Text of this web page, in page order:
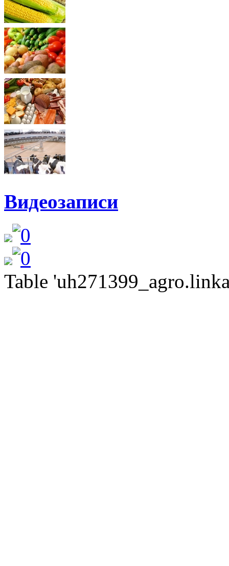
Видеозаписи
Table